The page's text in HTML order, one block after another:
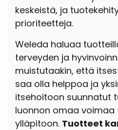
keskeistä, ja
prioriteetteja.
Weleda haluaa
terveyden ja
muistutaakin, että
saa olla helppoa ja
itsehoitoon suunnatut
luonnon omaa voimaa
ylläpitoon. Tuotteet